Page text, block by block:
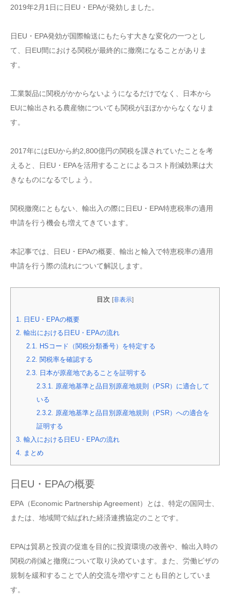
2019年2月1日に日EU・EPAが発効しました。
日EU・EPA発効が国際輸送にもたらす大きな変化の一つとし
て、日EU間における関税が最終的に撤廃になることがありま
す。
工業製品に関税がかからないようになるだけでなく、日本から
EUに輸出される農産物についても関税がほぼかからなくなりま
す。
2017年にはEUから約2,800億円の関税を課されていたことを考
えると、日EU・EPAを活用することによるコスト削減効果は大
きなものになるでしょう。
関税撤廃にともない、輸出入の際に日EU・EPA特恵税率の適用
申請を行う機会も増えてきています。
本記事では、日EU・EPAの概要、輸出と輸入で特恵税率の適用
申請を行う際の流れについて解説します。
目次 [非表示]
1. 日EU・EPAの概要
2. 輸出における日EU・EPAの流れ
2.1. HSコード（関税分類番号）を特定する
2.2. 関税率を確認する
2.3. 日本が原産地であることを証明する
2.3.1. 原産地基準と品目別原産地規則（PSR）に適合して
いる
2.3.2. 原産地基準と品目別原産地規則（PSR）への適合を
証明する
3. 輸入における日EU・EPAの流れ
4. まとめ
日EU・EPAの概要
EPA（Economic Partnership Agreement）とは、特定の国同士、
または、地域間で結ばれた経済連携協定のことです。
EPAは貿易と投資の促進を目的に投資環境の改善や、輸出入時の
関税の削減と撤廃について取り決めています。また、労働ビザの
規制を緩和することで人的交流を増やすことも目的としていま
す。